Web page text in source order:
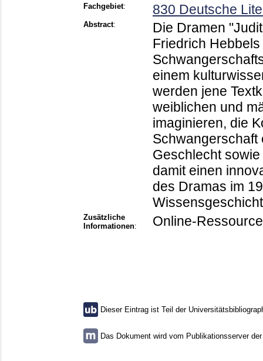
Fachgebiet: 830 Deutsche
Abstract:
Die Dramen
Friedrich
einem
werden jene
weiblichen und
imaginieren, die
Schwangerschaft
Geschlecht
damit einen
des Dramas im
Zusätzliche
Informationen: Online-Ressource
Dieser Eintrag ist Teil der
Das Dokument wird vom Publikationsserver